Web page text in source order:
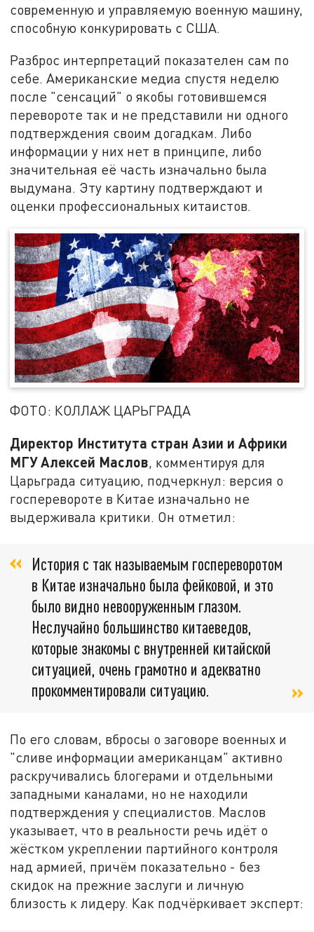
современную и управляемую военную машину,
способную конкурировать с США.
Разброс интерпретаций показателен сам по
себе. Американские медиа спустя неделю
после "сенсаций" о якобы готовившемся
перевороте так и не представили ни одного
подтверждения своим догадкам. Либо
информации у них нет в принципе, либо
значительная её часть изначально была
выдумана. Эту картину подтверждают и
оценки профессиональных китаистов.
ФОТО: КОЛЛАЖ ЦАРЬГРАДА
Директор Института стран Азии и Африки
МГУ Алексей Маслов, комментируя для
Царьграда ситуацию, подчеркнул: версия о
госперевороте в Китае изначально не
выдерживала критики. Он отметил:
История с так называемым госпереворотом
в Китае изначально была фейковой, и это
было видно невооруженным глазом.
Неслучайно большинство китаеведов,
которые знакомы с внутренней китайской
ситуацией, очень грамотно и адекватно
прокомментировали ситуацию.
По его словам, вбросы о заговоре военных и
"сливе информации американцам" активно
раскручивались блогерами и отдельными
западными каналами, но не находили
подтверждения у специалистов. Маслов
указывает, что в реальности речь идёт о
жёстком укреплении партийного контроля
над армией, причём показательно - без
скидок на прежние заслуги и личную
близость к лидеру. Как подчёркивает эксперт: